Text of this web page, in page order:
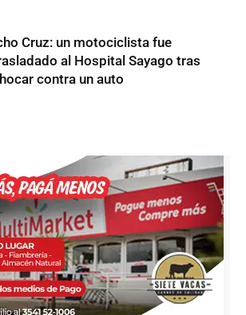
Cruz: un motociclista fue
al Hospital Sayago tras
contra un auto